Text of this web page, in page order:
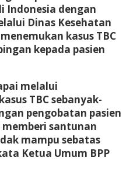
Indonesia dengan
Dinas Kesehatan
kasus TBC
kepada pasien
melalui
TBC sebanyak-
pengobatan pasien
memberi santunan
mampu sebatas
Ketua Umum BPP